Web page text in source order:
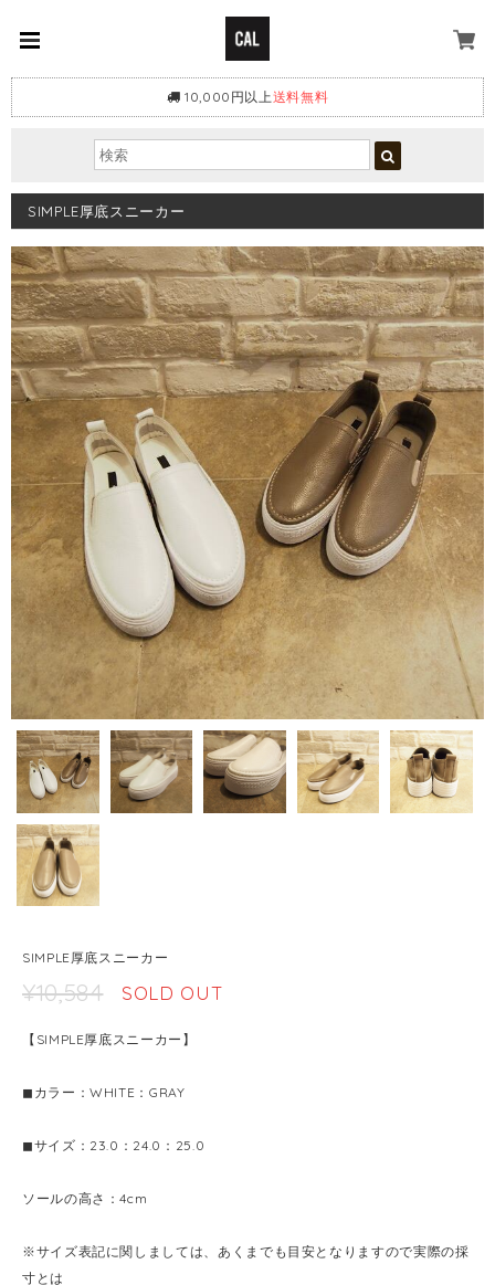
10,000円以上送料無料
SIMPLE厚底スニーカー
SIMPLE厚底スニーカー
¥10,584 SOLD OUT
【SIMPLE厚底スニーカー】
◼︎カラー：WHITE：GRAY
◼︎サイズ：23.0：24.0：25.0
ソールの高さ：4cm
※サイズ表記に関しましては、あくまでも目安となりますので実際の採
寸とは